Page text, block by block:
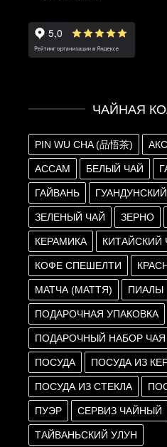
ЧАЙНАЯ
PIN WU CHA (品悟茶)
АССАМ БЕЛЫЙ ЧАЙ
ГАЙВАНЬ
ЗЕЛЕНЫЙ ЧАЙ ЗЕРНО
КЕРАМИКА КИТАЙСКИЙ
КОФЕ СПЕШЕЛТИ
МАТЧА (МАТТЯ) ПИАЛЫ
ПОДАРОЧНАЯ УПАКОВКА
ПОДАРОЧНЫЙ НАБОР ЧАЯ
ПОСУДА ПОСУДА ИЗ
ПОСУДА ИЗ СТЕКЛА
ПУЭР СЕРВИЗ ЧАЙНЫЙ
ТАЙВАНЬСКИЙ УЛУН